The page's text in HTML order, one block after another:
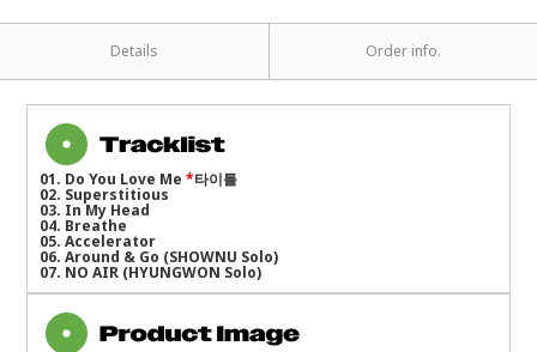
Details Order info.
01. Do You Love Me *타이틀
02. Superstitious
03. In My Head
04. Breathe
05. Accelerator
06. Around & Go (SHOWNU Solo)
07. NO AIR (HYUNGWON Solo)